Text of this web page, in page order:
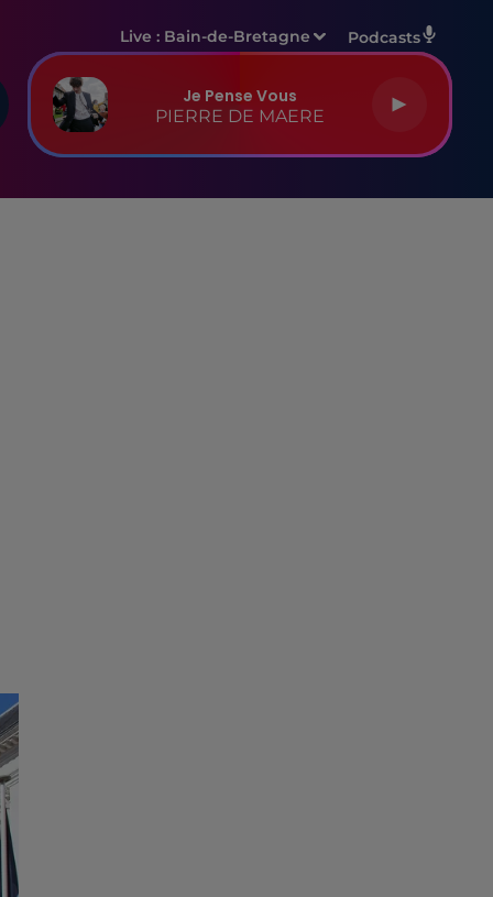
Live : Bain-de-Bretagne Podcasts
Je Pense Vous
PIERRE DE MAERE